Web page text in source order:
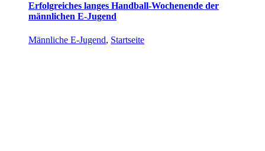
Erfolgreiches langes Handball-Wochenende der
männlichen E-Jugend
Männliche E-Jugend, Startseite